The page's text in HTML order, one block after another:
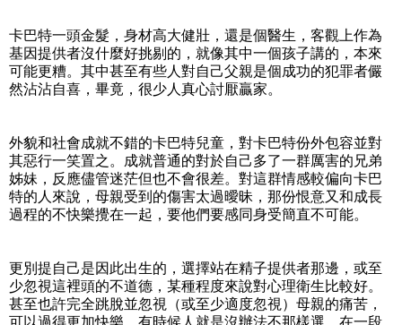
卡巴特一頭金髮，身材高大健壯，還是個醫生，客觀上作為
基因提供者沒什麼好挑剔的，就像其中一個孩子講的，本來
可能更糟。其中甚至有些人對自己父親是個成功的犯罪者儼
然沾沾自喜，畢竟，很少人真心討厭贏家。
外貌和社會成就不錯的卡巴特兒童，對卡巴特份外包容並對
其惡行一笑置之。成就普通的對於自己多了一群厲害的兄弟
姊妹，反應儘管迷茫但也不會很差。對這群情感較偏向卡巴
特的人來說，母親受到的傷害太過曖昧，那份恨意又和成長
過程的不快樂攪在一起，要他們要感同身受簡直不可能。
更別提自己是因此出生的，選擇站在精子提供者那邊，或至
少忽視這裡頭的不道德，某種程度來說對心理衛生比較好。
甚至也許完全跳脫並忽視（或至少適度忽視）母親的痛苦，
可以過得更加快樂。有時候人就是沒辦法不那樣選，在一段